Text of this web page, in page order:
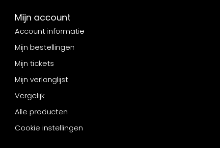
Mijn account
Account informatie
Mijn bestellingen
Mijn tickets
Mijn verlanglijst
Vergelijk
Alle producten
Cookie instellingen